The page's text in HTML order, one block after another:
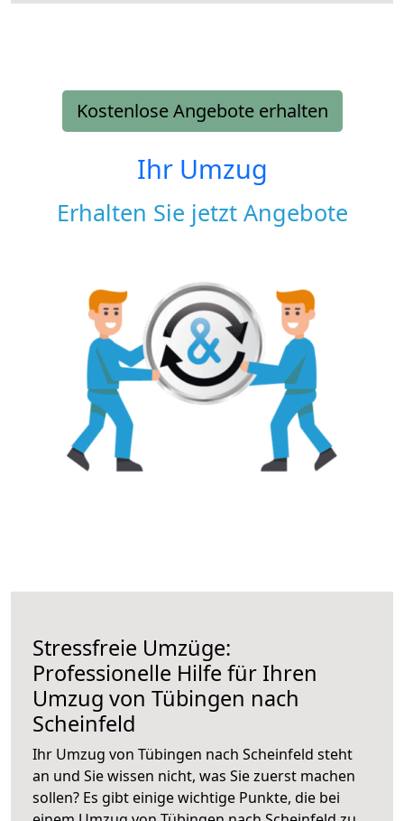
Kostenlose Angebote erhalten
Ihr Umzug
Erhalten Sie jetzt Angebote
Stressfreie Umzüge:
Professionelle Hilfe für Ihren
Umzug von Tübingen nach
Scheinfeld
Ihr Umzug von Tübingen nach Scheinfeld steht
an und Sie wissen nicht, was Sie zuerst machen
sollen? Es gibt einige wichtige Punkte, die bei